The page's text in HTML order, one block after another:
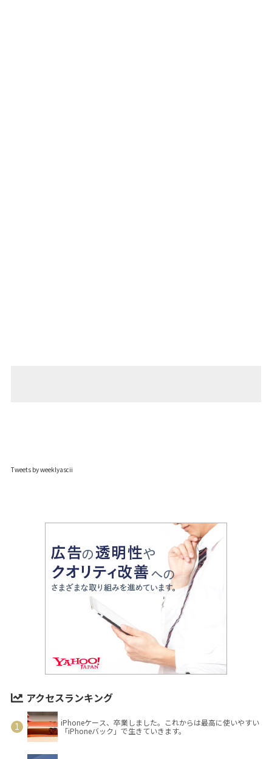
Tweets by weeklyascii
アクセスランキング
iPhoneケース、卒業しました。これからは最高に使いやすい
「iPhoneバック」で生きていきます。